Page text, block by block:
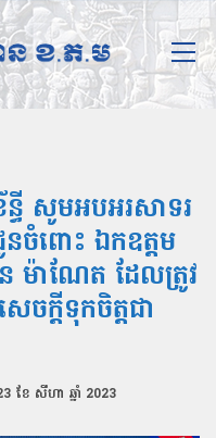
សូមអបអរសាទរ
នចំពោះ ឯកឧត្តម
ម៉ាណែត ដែលត្រូវ
ចក្តីទុកចិត្តជា
ខែ សីហា ឆ្នាំ 2023